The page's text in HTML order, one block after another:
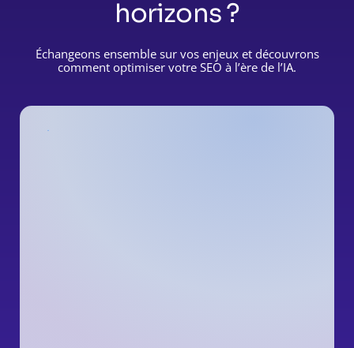
horizons ?
Échangeons ensemble sur vos enjeux et découvrons
comment optimiser votre SEO à l’ère de l’IA.